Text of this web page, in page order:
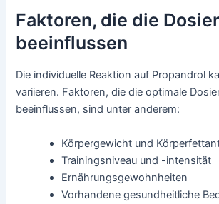
Faktoren, die die
beeinflussen
Die individuelle Reaktion auf Propandrol
variieren. Faktoren, die die optimale
beeinflussen, sind unter anderem:
Körpergewicht und
Trainingsniveau und -intensität
Ernährungsgewohnheiten
Vorhandene gesundheitliche